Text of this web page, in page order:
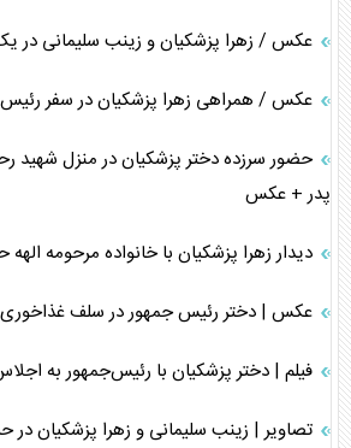
عکس / زهرا پزشکیان و زینب سلیمانی در
عکس / همراهی زهرا پزشکیان در سفر رئیس
حضور سرزده دختر پزشکیان در منزل شهید
پدر + عکس
دیدار زهرا پزشکیان با خانواده مرحومه
عکس | دختر رئیس جمهور در سلف غذاخوری
فیلم | دختر پزشکیان با رئیس‌جمهور به
تصاویر | زینب سلیمانی و زهرا پزشکیان در